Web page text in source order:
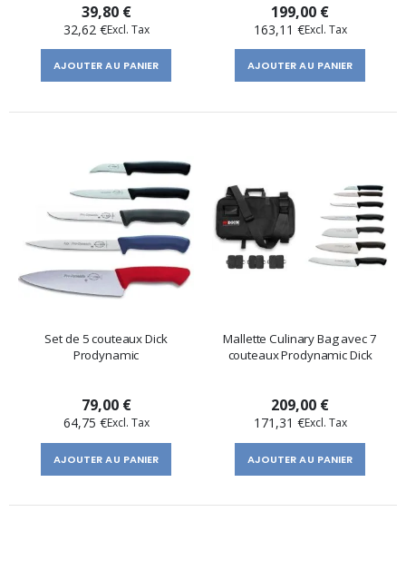
39,80 €
32,62 €
AJOUTER AU PANIER
Fibrox
199,00 €
163,11 €
AJOUTER AU PANIER
Set de 5 couteaux Dick
Prodynamic
79,00 €
64,75 €
AJOUTER AU PANIER
Mallette Culinary Bag avec 7
couteaux Prodynamic Dick
209,00 €
171,31 €
AJOUTER AU PANIER